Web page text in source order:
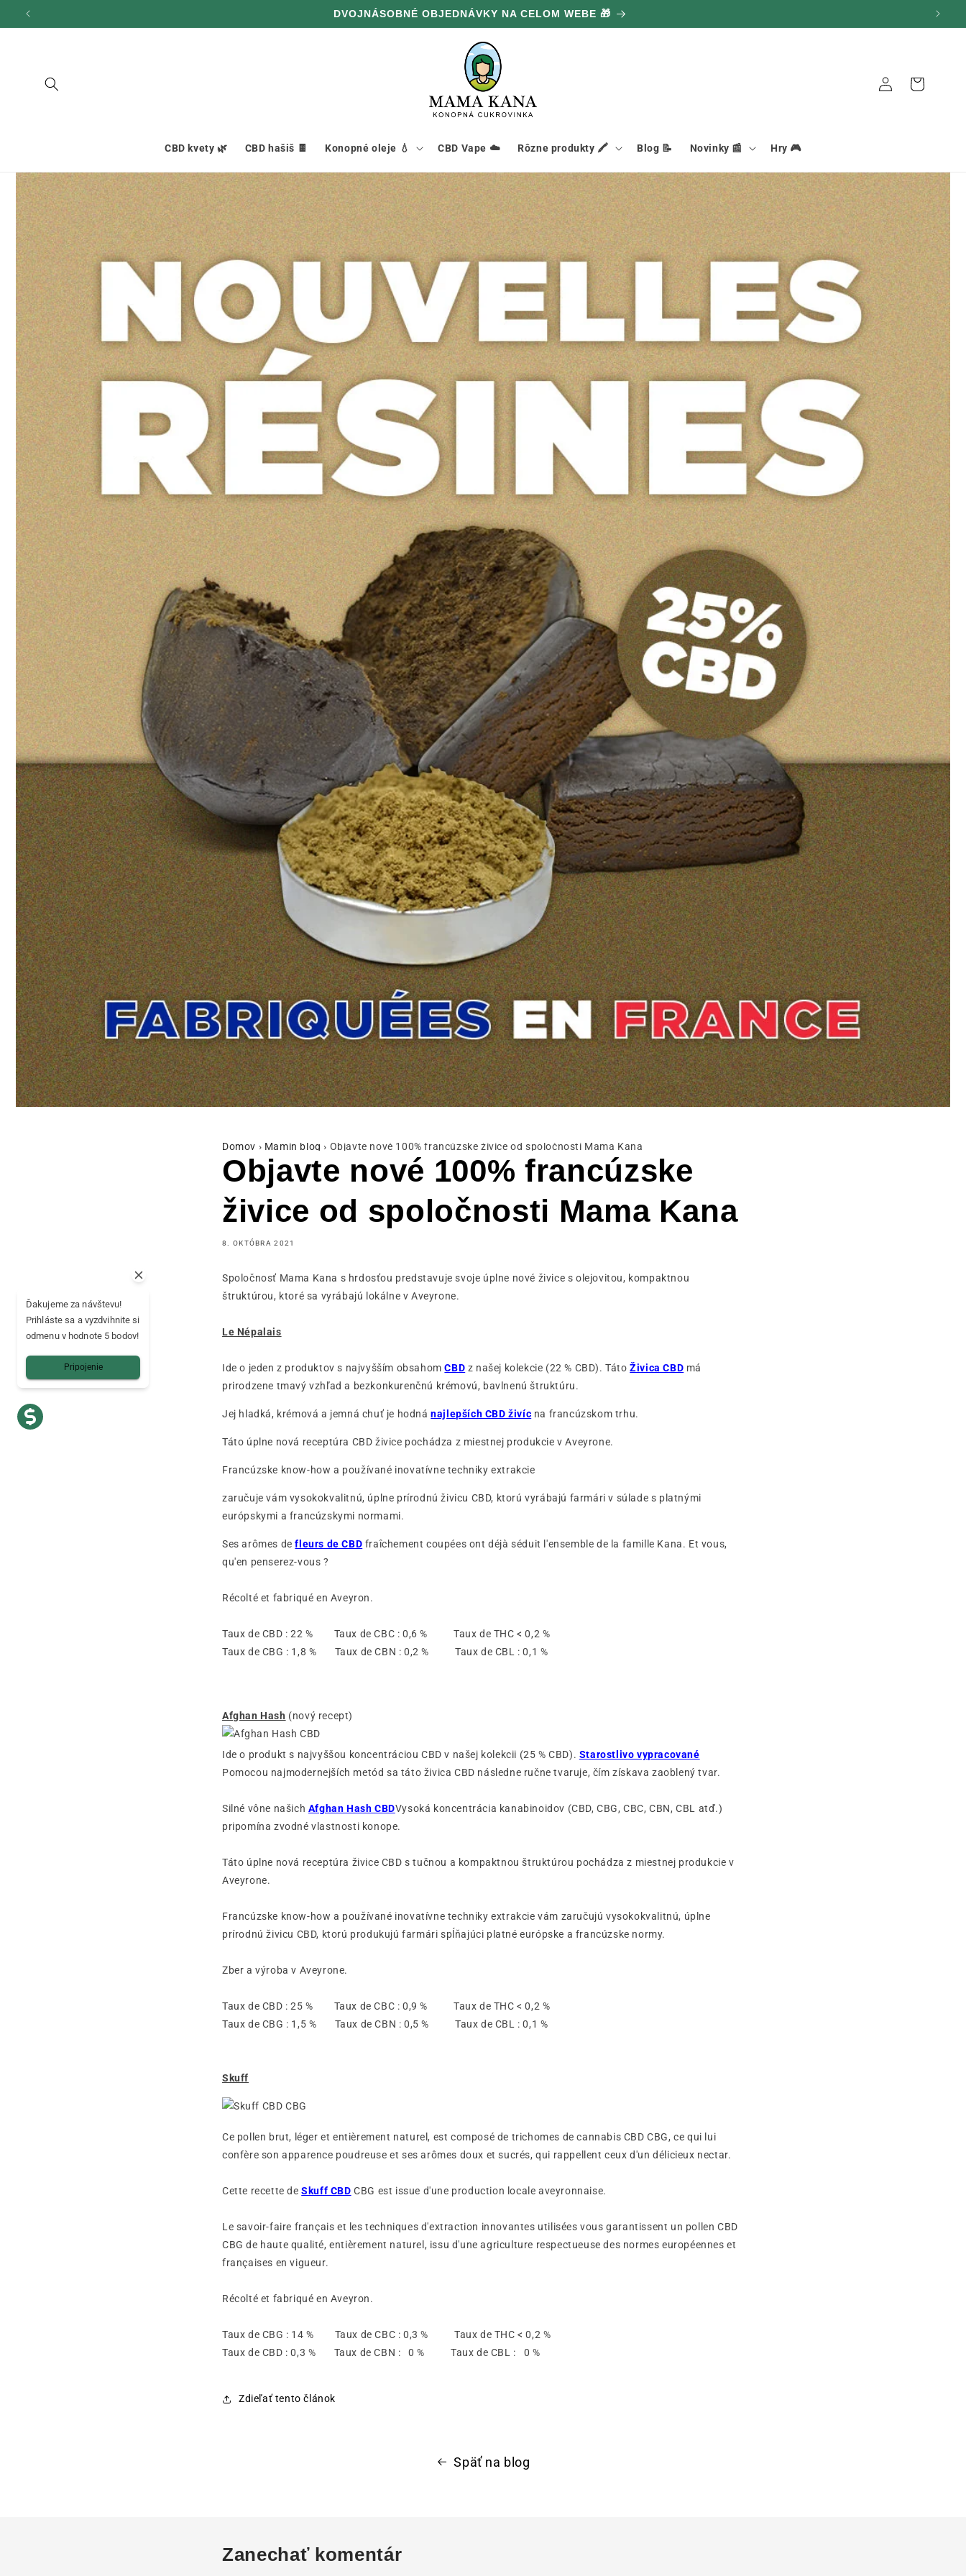
a prejsť
na obsah
DVOJNÁSOBNÉ OBJEDNÁVKY NA CELOM WEBE 🎁
CBD kvety 🌿 CBD hašiš 🍫 Konopné oleje 💧 CBD Vape ☁️ Rôzne produkty 🖍️ Blog 📝 Novinky 📰 Hry 🎮
Pripojenie Košík
Domov › Mamin blog › Objavte nové 100% francúzske živice od spoločnosti Mama Kana
Objavte nové 100% francúzske
živice od spoločnosti Mama Kana
8. OKTÓBRA 2021
Spoločnosť Mama Kana s hrdosťou predstavuje svoje úplne nové živice s olejovitou, kompaktnou
štruktúrou, ktoré sa vyrábajú lokálne v Aveyrone.
Le Népalais
Ide o jeden z produktov s najvyšším obsahomCBD z našej kolekcie (22 % CBD). TátoŽivica CBD má
prirodzene tmavý vzhľad a bezkonkurenčnú krémovú, bavlnenú štruktúru.
Jej hladká, krémová a jemná chuť je hodnánajlepších CBD živíc na francúzskom trhu.
Táto úplne nová receptúra CBD živice pochádza z miestnej produkcie v Aveyrone.
Francúzske know-how a používané inovatívne techniky extrakcie
zaručuje vám vysokokvalitnú, úplne prírodnú živicu CBD, ktorú vyrábajú farmári v súlade s platnými
európskymi a francúzskymi normami.
Ses arômes defleurs de CBD fraîchement coupées ont déjà séduit l'ensemble de la famille Kana. Et vous,
qu'en penserez-vous ?
Récolté et fabriqué en Aveyron.
Taux de CBD : 22 % Taux de CBC : 0,6 % Taux de THC < 0,2 %
Taux de CBG : 1,8 % Taux de CBN : 0,2 % Taux de CBL : 0,1 %
Afghan Hash (nový recept)
Ide o produkt s najvyššou koncentráciou CBD v našej kolekcii (25 % CBD). Starostlivo vypracované
Pomocou najmodernejších metód sa táto živica CBD následne ručne tvaruje, čím získava zaoblený tvar.
Silné vône našich Afghan Hash CBDVysoká koncentrácia kanabinoidov (CBD, CBG, CBC, CBN, CBL atď.)
pripomína zvodné vlastnosti konope.
Táto úplne nová receptúra živice CBD s tučnou a kompaktnou štruktúrou pochádza z miestnej produkcie v
Aveyrone.
Francúzske know-how a používané inovatívne techniky extrakcie vám zaručujú vysokokvalitnú, úplne
prírodnú živicu CBD, ktorú produkujú farmári spĺňajúci platné európske a francúzske normy.
Zber a výroba v Aveyrone.
Taux de CBD : 25 % Taux de CBC : 0,9 % Taux de THC < 0,2 %
Taux de CBG : 1,5 % Taux de CBN : 0,5 % Taux de CBL : 0,1 %
Skuff
Ce pollen brut, léger et entièrement naturel, est composé de trichomes de cannabis CBD CBG, ce qui lui
confère son apparence poudreuse et ses arômes doux et sucrés, qui rappellent ceux d'un délicieux nectar.
Cette recette deSkuff CBD CBG est issue d'une production locale aveyronnaise.
Le savoir-faire français et les techniques d'extraction innovantes utilisées vous garantissent un pollen CBD
CBG de haute qualité, entièrement naturel, issu d'une agriculture respectueuse des normes européennes et
françaises en vigueur.
Récolté et fabriqué en Aveyron.
Taux de CBG : 14 % Taux de CBC : 0,3 % Taux de THC < 0,2 %
Taux de CBD : 0,3 % Taux de CBN : 0 % Taux de CBL : 0 %
Zdieľať tento článok
Späť na blog
Zanechať komentár
Ďakujeme za návštevu!
Prihláste sa a vyzdvihnite si
odmenu v hodnote 5 bodov!
Pripojenie